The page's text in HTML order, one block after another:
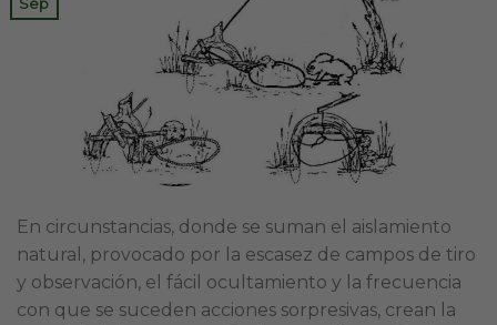
Sep
En circunstancias, donde se suman el aislamiento
natural, provocado por la escasez de campos de tiro
y observación, el fácil ocultamiento y la frecuencia
con que se suceden acciones sorpresivas, crean la